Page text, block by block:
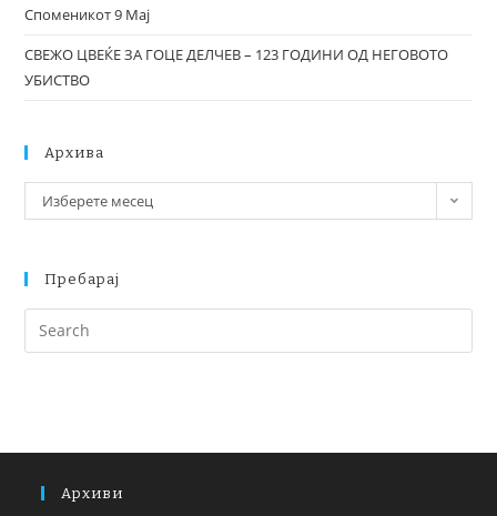
Споменикот 9 Мај
СВЕЖО ЦВЕЌЕ ЗА ГОЦЕ ДЕЛЧЕВ – 123 ГОДИНИ ОД НЕГОВОТО
УБИСТВО
Архива
Изберете месец
Пребарај
Архиви